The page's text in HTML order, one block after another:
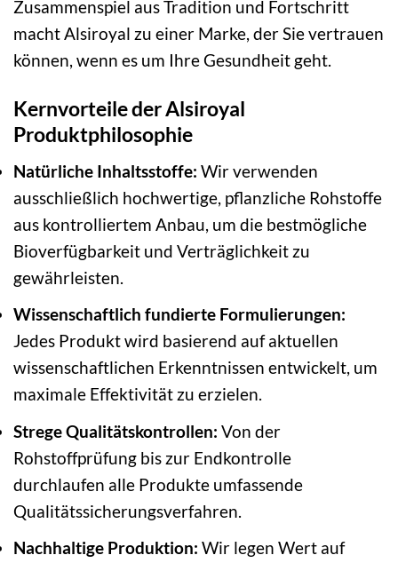
Zusammenspiel aus Tradition und Fortschritt
macht Alsiroyal zu einer Marke, der Sie vertrauen
können, wenn es um Ihre Gesundheit geht.
Kernvorteile der Alsiroyal
Produktphilosophie
Natürliche Inhaltsstoffe: Wir verwenden
ausschließlich hochwertige, pflanzliche Rohstoffe
aus kontrolliertem Anbau, um die bestmögliche
Bioverfügbarkeit und Verträglichkeit zu
gewährleisten.
Wissenschaftlich fundierte Formulierungen:
Jedes Produkt wird basierend auf aktuellen
wissenschaftlichen Erkenntnissen entwickelt, um
maximale Effektivität zu erzielen.
Strege Qualitätskontrollen: Von der
Rohstoffprüfung bis zur Endkontrolle
durchlaufen alle Produkte umfassende
Qualitätssicherungsverfahren.
Nachhaltige Produktion: Wir legen Wert auf